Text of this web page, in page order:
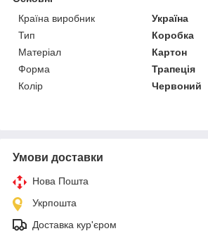
Країна виробник
Україна
Тип
Коробка
Матеріал
Картон
Форма
Трапеція
Колір
Червоний
Умови доставки
Нова Пошта
Укрпошта
Доставка кур'єром